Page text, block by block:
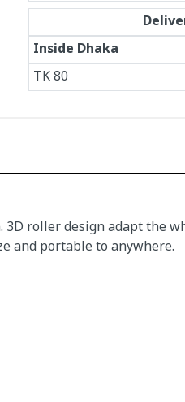
Inside Dhaka
TK80
3D roller design adapt the
and portable to anywhere.